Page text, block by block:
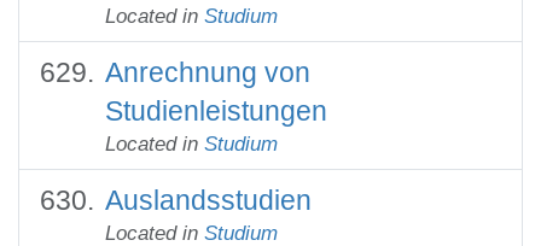
Located in Studium
Anrechnung von
Studienleistungen
Located in Studium
Auslandsstudien
Located in Studium